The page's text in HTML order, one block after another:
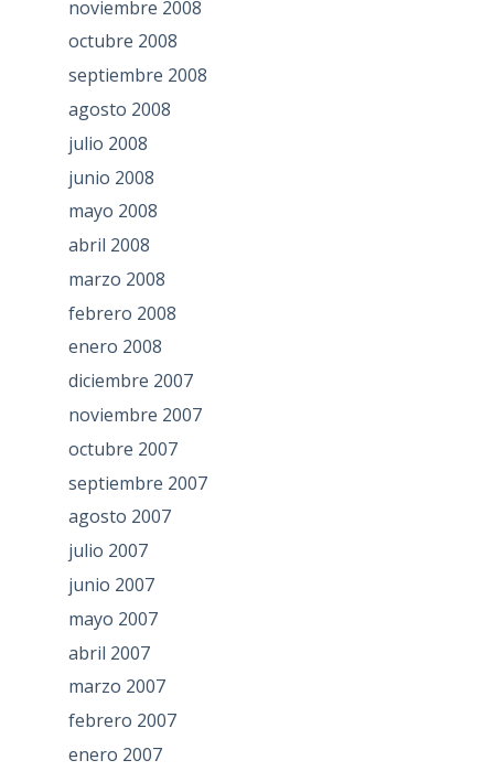
noviembre 2008
octubre 2008
septiembre 2008
agosto 2008
julio 2008
junio 2008
mayo 2008
abril 2008
marzo 2008
febrero 2008
enero 2008
diciembre 2007
noviembre 2007
octubre 2007
septiembre 2007
agosto 2007
julio 2007
junio 2007
mayo 2007
abril 2007
marzo 2007
febrero 2007
enero 2007